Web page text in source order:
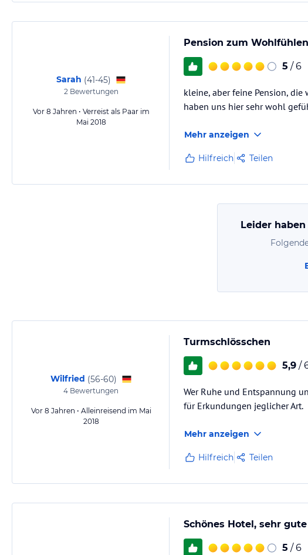
Sarah (41-45)
2Bewertungen
Vor 8 Jahren • Verreist als Paar im
Mai 2018
Pension zum
5 / 6
kleine, aber feine Pension,
haben uns hier sehr wohl
Mehr anzeigen
Hilfreich Teilen
Leider
Wilfried (56-60)
4 Bewertungen
Vor 8 Jahren • Alleinreisend im Mai
2018
Turmschlösschen
5,9 /
Wer Ruhe und Entspannung
für Erkundungen jeglicher Art.
Mehr anzeigen
Hilfreich Teilen
Schönes Hotel, sehr
5 / 6